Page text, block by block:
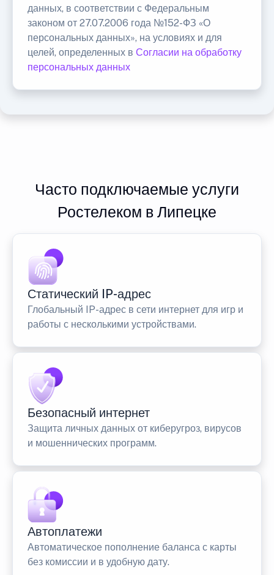
данных, в соответствии с Федеральным
законом от 27.07.2006 года №152-ФЗ «О
персональных данных», на условиях и для
целей, определенных в Согласии на обработку
персональных данных
Часто подключаемые услуги
Ростелеком в Липецке
Статический IP-адрес
Глобальный IP-адрес в сети интернет для игр и
работы с несколькими устройствами.
Безопасный интернет
Защита личных данных от киберугроз, вирусов
и мошеннических программ.
Автоплатежи
Автоматическое пополнение баланса с карты
без комиссии и в удобную дату.